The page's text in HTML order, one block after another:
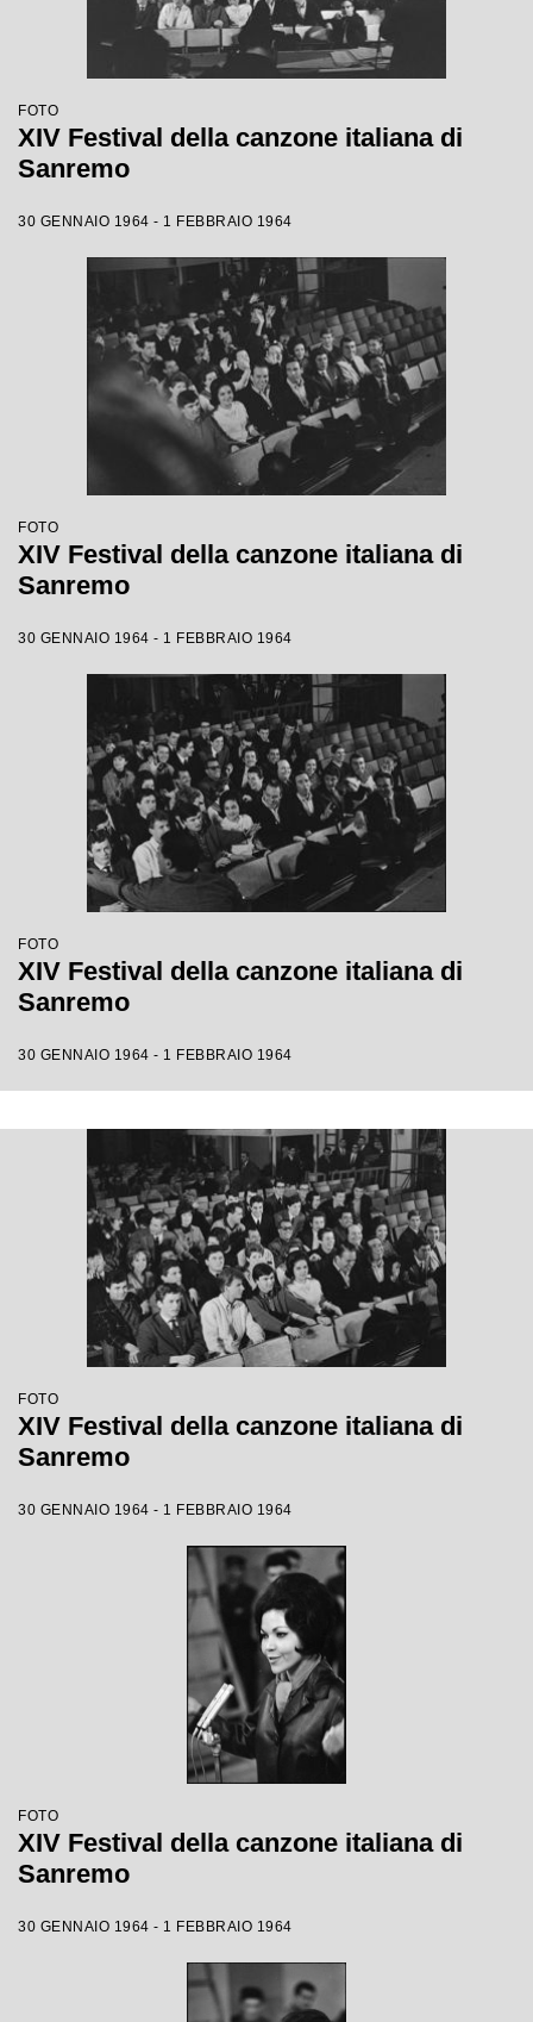
FOTO
XIV Festival della canzone italiana di
Sanremo
30 GENNAIO 1964 - 1 FEBBRAIO 1964
FOTO
XIV Festival della canzone italiana di
Sanremo
30 GENNAIO 1964 - 1 FEBBRAIO 1964
FOTO
XIV Festival della canzone italiana di
Sanremo
30 GENNAIO 1964 - 1 FEBBRAIO 1964
FOTO
XIV Festival della canzone italiana di
Sanremo
30 GENNAIO 1964 - 1 FEBBRAIO 1964
FOTO
XIV Festival della canzone italiana di
Sanremo
30 GENNAIO 1964 - 1 FEBBRAIO 1964